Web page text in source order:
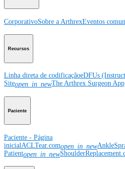
CorporativoSobre a ArthrexEventos
Recursos
Linha direta de codificaçãoeDFUs
Siteopen_in_newThe Arthrex Surgeon App
Paciente
Paciente - Página
inicial ACLTear.comopen_in_new
Patientopen_in_new